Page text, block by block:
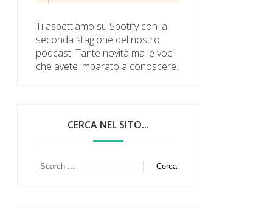
Ti aspettiamo su Spotify con la
seconda stagione del nostro
podcast! Tante novità ma le voci
che avete imparato a conoscere.
CERCA NEL SITO...